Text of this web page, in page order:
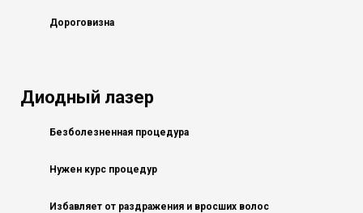
Дороговизна
Диодный лазер
Безболезненная процедура
Нужен курс процедур
Избавляет от раздражения и вросших волос